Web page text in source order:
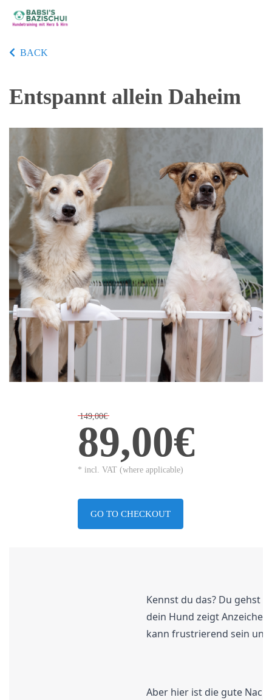
BACK
Entspannt allein Daheim
149,00€
89,00€
* incl. VAT (where applicable)
GO TO CHECKOUT
Kennst du das? Du gehst
dein Hund zeigt
kann frustrierend sein
Aber hier ist die gute